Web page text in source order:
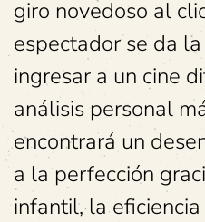
giro novedoso al
espectador se da
ingresar a un cine
análisis personal
encontrará un
a la perfección
infantil, la